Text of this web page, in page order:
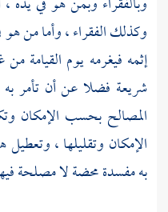
وكذلك الفقراء ، وأما من
إثمه فيغرمه يوم القيامة
شريعة فضلا عن أن تأمر به
المصالح بحسب الإمكان
الإمكان وتقليلها ، وتعطيل
به مفسدة محضة لا مصلحة